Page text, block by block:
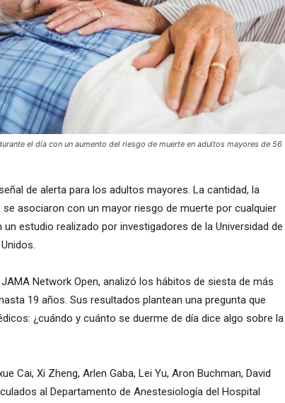
el día con un aumento del riesgo de muerte en adultos mayores de 56
de alerta para los adultos mayores. La cantidad, la
asociaron con un mayor riesgo de muerte por cualquier
estudio realizado por investigadores de la Universidad de
Network Open, analizó los hábitos de siesta de más
19 años. Sus resultados plantean una pregunta que
¿cuándo y cuánto se duerme de día dice algo sobre la
Cai, Xi Zheng, Arlen Gaba, Lei Yu, Aron Buchman, David
al Departamento de Anestesiología del Hospital